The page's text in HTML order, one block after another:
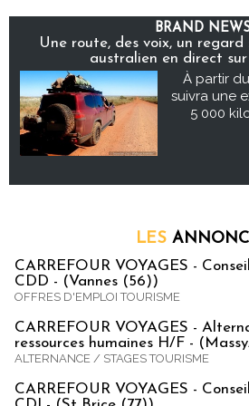
BRAND
Une route, des voix, un regard
australien en direct
À partir
suivra une
5 000
LES
CARREFOUR VOYAGES -
CDD - (Vannes (56))
OFFRES D'EMPLOI TOURISME
CARREFOUR VOYAGES -
ressources humaines H/F -
ALTERNANCE / STAGES TOURISME
CARREFOUR VOYAGES -